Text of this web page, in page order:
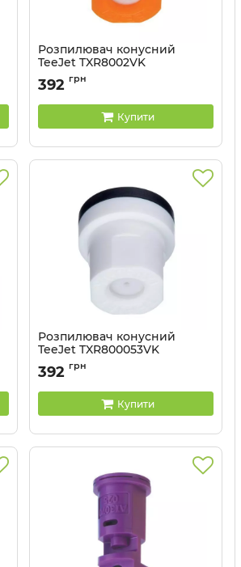
Розпилювач конусний
TeeJet TXR8002VK
Артикул: TXR8002VK
392 грн
Купити
Розпилювач конусний
TeeJet TXR800053VK
Артикул: TXR800053VK
392 грн
Купити